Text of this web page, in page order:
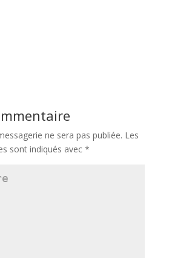
ne sera pas publiée. Les
sont indiqués avec *